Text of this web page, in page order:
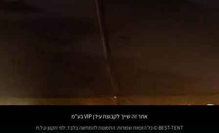
אתר זה שייך לקבוצת עידן VIP בע"מ
BEST-TENT © כל הזכויות שמורות. התמונות להמחשה בלבד. לפי תקנון ט.ל.ח